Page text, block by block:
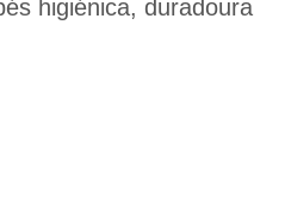
higiénica, duradoura